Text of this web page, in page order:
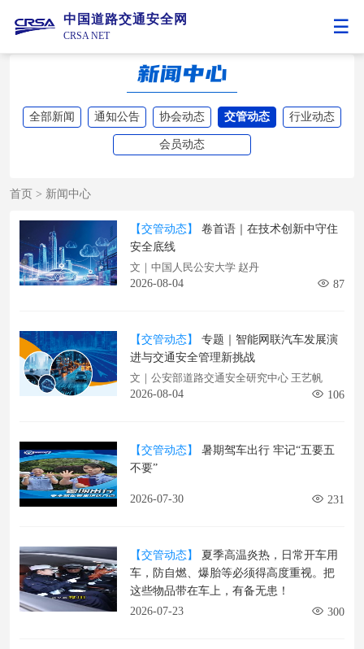
中国道路交通安全网
CRSA NET
全部新闻 通知公告 协会动态 交管动态 行业动态
会员动态
首页 > 新闻中心
【交管动态】
卷首语｜在技术创新中守住
安全底线
文｜中国人民公安大学 赵丹
2026-08-04
87
【交管动态】
专题｜​智能网联汽车发展演
进与交通安全管理新挑战
文｜公安部道路交通安全研究中心 王艺帆
2026-08-04
106
【交管动态】
暑期驾车出行 牢记“五要五
不要”
2026-07-30 231
【交管动态】
夏季高温炎热，日常开车用
车，防自燃、爆胎等必须得高度重视。把
这些物品带在车上，有备无患！
2026-07-23
300